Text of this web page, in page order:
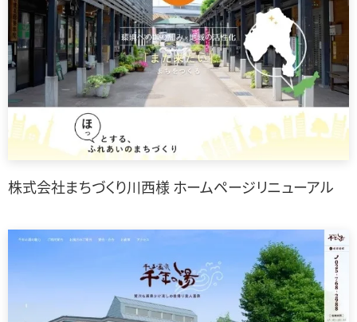
株式会社まちづくり川西様 ホームページリニューアル